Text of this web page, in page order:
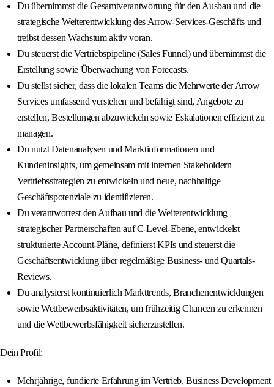
Du übernimmst die Gesamtverantwortung für den Ausbau und die
strategische Weiterentwicklung des Arrow-Services-Geschäfts und
treibst dessen Wachstum aktiv voran.
Du steuerst die Vertriebspipeline (Sales Funnel) und übernimmst die
Erstellung sowie Überwachung von Forecasts.
Du stellst sicher, dass die lokalen Teams die Mehrwerte der Arrow
Services umfassend verstehen und befähigt sind, Angebote zu
erstellen, Bestellungen abzuwickeln sowie Eskalationen effizient zu
managen.
Du nutzt Datenanalysen und Marktinformationen und
Kundeninsights, um gemeinsam mit internen Stakeholdern
Vertriebsstrategien zu entwickeln und neue, nachhaltige
Geschäftspotenziale zu identifizieren.
Du verantwortest den Aufbau und die Weiterentwicklung
strategischer Partnerschaften auf C-Level-Ebene, entwickelst
strukturierte Account-Pläne, definierst KPIs und steuerst die
Geschäftsentwicklung über regelmäßige Business- und Quartals-
Reviews.
Du analysierst kontinuierlich Markttrends, Branchenentwicklungen
sowie Wettbewerbsaktivitäten, um frühzeitig Chancen zu erkennen
und die Wettbewerbsfähigkeit sicherzustellen.
Dein Profil:
Mehrjährige, fundierte Erfahrung im Vertrieb, Business Development